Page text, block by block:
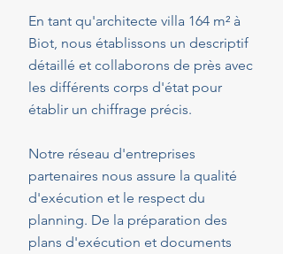
En tant qu'architecte villa 164 m² à
Biot, nous établissons un descriptif
détaillé et collaborons de près avec
les différents corps d'état pour
établir un chiffrage précis.
Notre réseau d'entreprises
partenaires nous assure la qualité
d'exécution et le respect du
planning. De la préparation des
plans d'exécution et documents